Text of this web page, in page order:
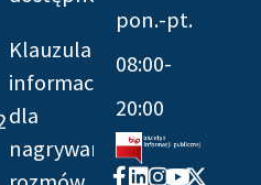
Klauzula
informacyjna
dla
nagrywania
pon.-pt.
08:00-
20:00
Facebook-
Linkedin
Instagram
Youtube
X-